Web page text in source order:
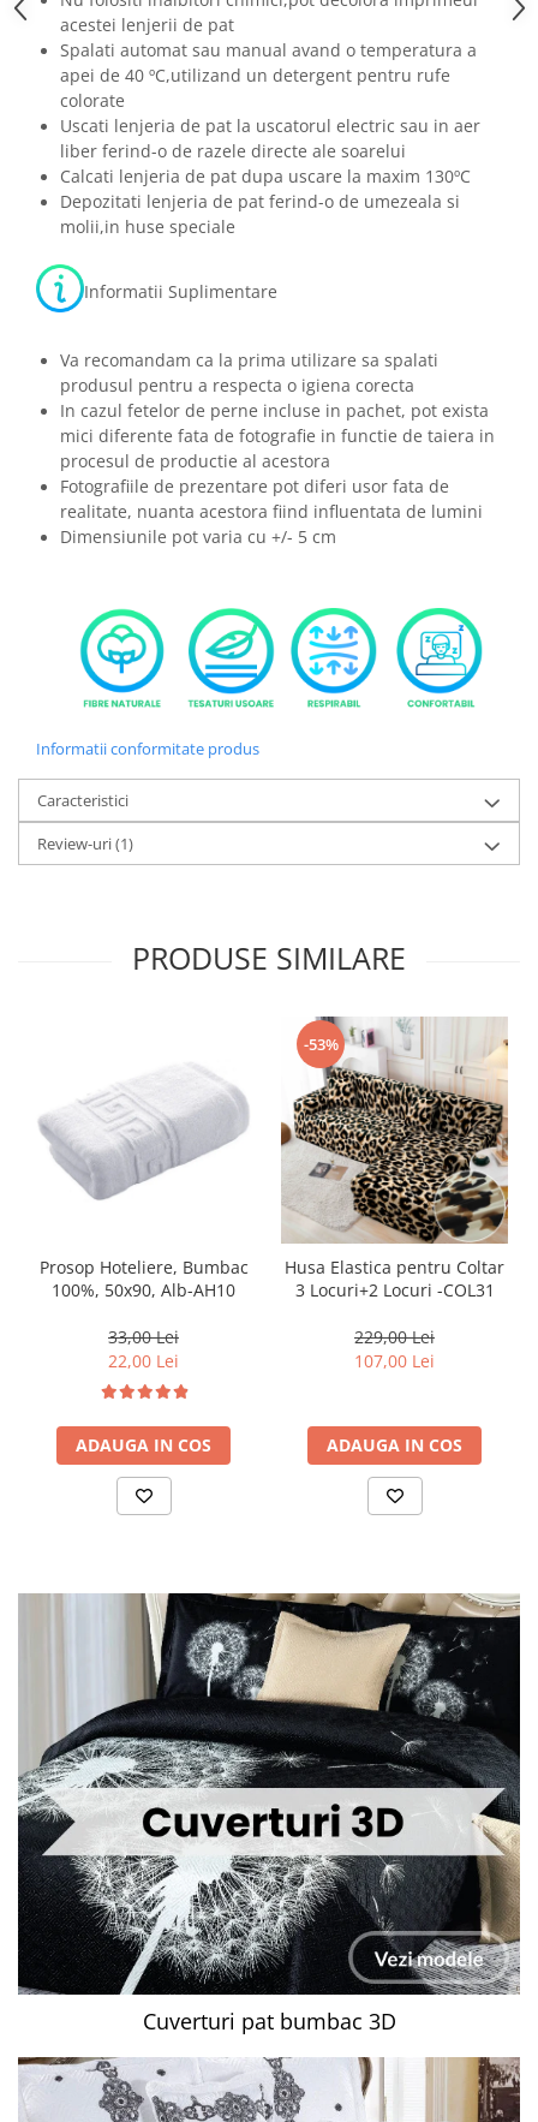
acestei lenjerii de pat
Spalati automat sau manual avand o temperatura a
apei de 40 ºC,utilizand un detergent pentru rufe
colorate
Uscati lenjeria de pat la uscatorul electric sau in aer
liber ferind-o de razele directe ale soarelui
Calcati lenjeria de pat dupa uscare la maxim 130ºC
Depozitati lenjeria de pat ferind-o de umezeala si
molii,in huse speciale
Informatii Suplimentare
Va recomandam ca la prima utilizare sa spalati
produsul pentru a respecta o igiena corecta
In cazul fetelor de perne incluse in pachet, pot exista
mici diferente fata de fotografie in functie de taiera in
procesul de productie al acestora
Fotografiile de prezentare pot diferi usor fata de
realitate, nuanta acestora fiind influentata de lumini
Dimensiunile pot varia cu +/- 5 cm
Informatii conformitate produs
Caracteristici
Review-uri(1)
PRODUSE SIMILARE
Prosop Hoteliere, Bumbac
100%, 50x90, Alb-AH10
33,00 Lei
22,00 Lei
ADAUGA IN COS
-53%
Husa Elastica pentru Coltar
3 Locuri+2 Locuri -COL31
229,00 Lei
107,00 Lei
ADAUGA IN COS
Cuverturi pat bumbac 3D